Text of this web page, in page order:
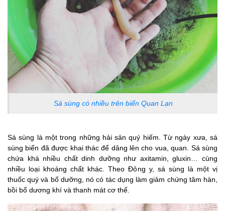
Sá sùng có nhiều trên biển Quan Lạn
Sá sùng là một trong những hải sản quý hiếm. Từ ngày xưa, sá
sùng biển đã được khai thác để dâng lên cho vua, quan. Sá sùng
chứa khá nhiều chất dinh dưỡng như axitamin, gluxin… cùng
nhiều loại khoáng chất khác. Theo Đông y, sá sùng là một vị
thuốc quý và bổ dưỡng, nó có tác dụng làm giảm chứng tâm hàn,
bồi bổ dương khí và thanh mát cơ thể.